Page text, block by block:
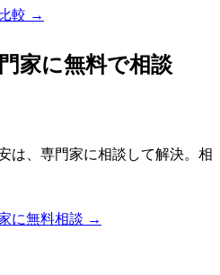
較 →
家に無料で相談
は、専門家に相談して解決。相
に無料相談 →